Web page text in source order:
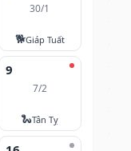
30/1
🐕Giáp Tuất
9
7/2
🐍Tân Tỵ